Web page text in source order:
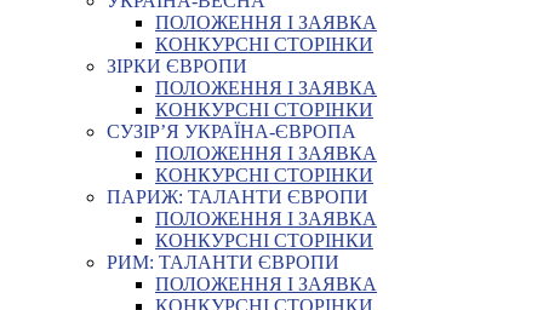
ПОЛОЖЕННЯ І ЗАЯВКА
КОНКУРСНІ СТОРІНКИ
ЗІРКИ ЄВРОПИ
ПОЛОЖЕННЯ І ЗАЯВКА
КОНКУРСНІ СТОРІНКИ
СУЗІР’Я УКРАЇНА-ЄВРОПА
ПОЛОЖЕННЯ І ЗАЯВКА
КОНКУРСНІ СТОРІНКИ
ПАРИЖ: ТАЛАНТИ ЄВРОПИ
ПОЛОЖЕННЯ І ЗАЯВКА
КОНКУРСНІ СТОРІНКИ
РИМ: ТАЛАНТИ ЄВРОПИ
ПОЛОЖЕННЯ І ЗАЯВКА
КОНКУРСНІ СТОРІНКИ